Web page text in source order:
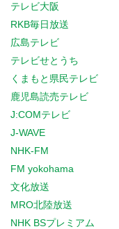
テレビ大阪
RKB毎日放送
広島テレビ
テレビせとうち
くまもと県民テレビ
鹿児島読売テレビ
J:COMテレビ
J-WAVE
NHK-FM
FM yokohama
文化放送
MRO北陸放送
NHK BSプレミアム